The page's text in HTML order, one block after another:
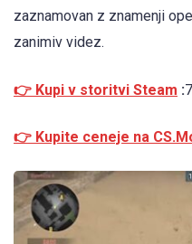
zaznamovan z znamenji
zanimiv videz.
👉 Kupi v storitvi Steam :
👉 Kupite ceneje na